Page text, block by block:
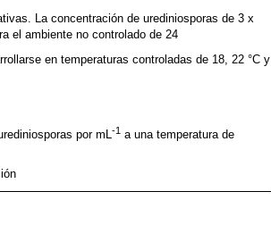
La concentración de urediniosporas de 3 x
el ambiente no controlado de 24
en temperaturas controladas de 18, 22 °C y
por mL-1 a una temperatura de